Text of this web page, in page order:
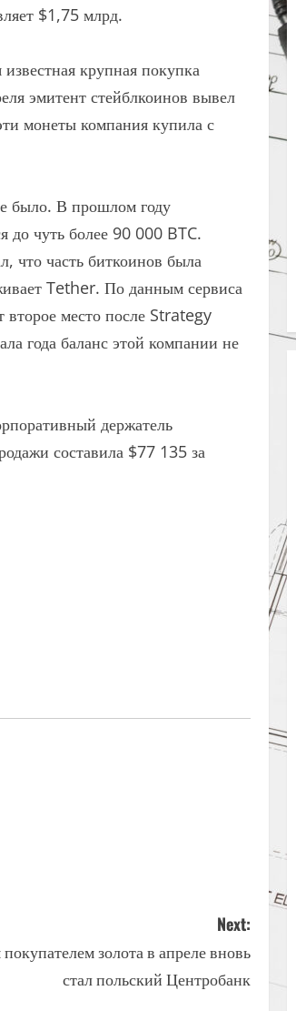
$1,75 млрд.
крупная покупка
эмитент стейблкоинов вывел
монеты компания купила с
было. В прошлом году
до чуть более 90 000 BTC.
что часть биткоинов была
Tether. По данным сервиса
место после Strategy
года баланс этой компании не
держатель
составила $77 135 за
Next:
золота в апреле вновь
стал польский Центробанк